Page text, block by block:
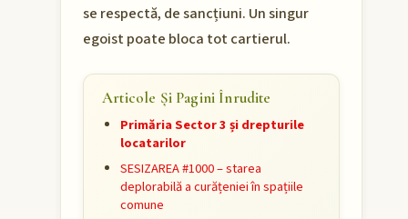
se respectă, de sancțiuni. Un singur
egoist poate bloca tot cartierul.
Articole Și Pagini Înrudite
Primăria Sector 3 și drepturile
locatarilor
SESIZAREA #1000 – starea
deplorabilă a curățeniei în spațiile
comune